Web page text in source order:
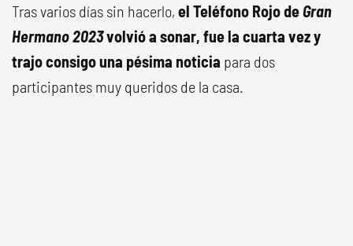
Tras varios días sin hacerlo, el Teléfono Rojo de Gran
Hermano 2023volvió a sonar, fue la cuarta vez y
trajo consigo una pésima noticia para dos
participantes muy queridos de la casa.